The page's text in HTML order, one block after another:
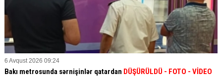
6 Avqust 2026 09:24
Bakı metrosunda sərnişinlər qatardan DÜŞÜRÜLDÜ - FOTO - VİDEO